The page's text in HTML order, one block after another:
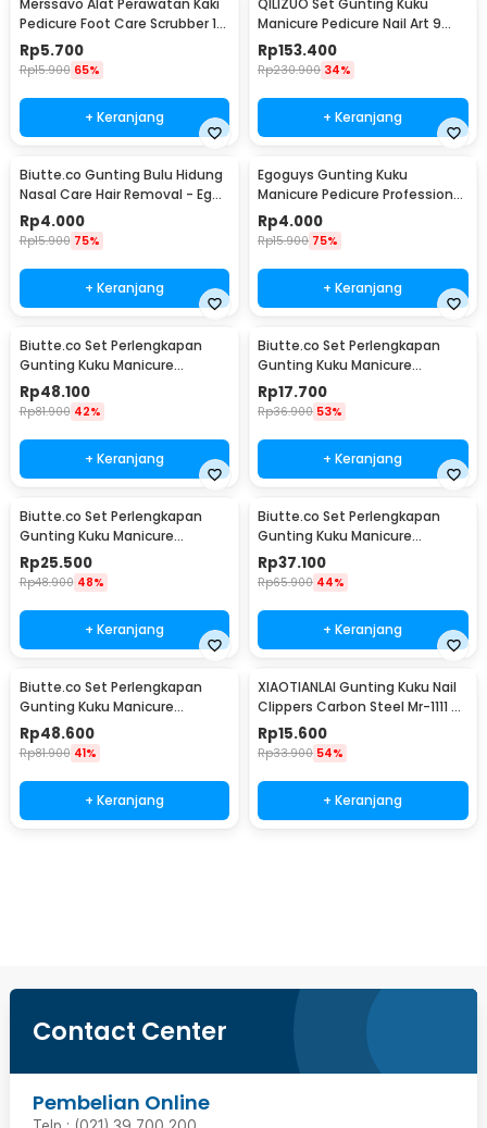
Pedicure Foot Care Scrubber 1
PCS - HB07
Rp5.700
Rp15.900 65%
+ Keranjang
Manicure Pedicure Nail Art 9
PCS - 309
Rp153.400
Rp230.900 34%
+ Keranjang
Biutte.co Gunting Bulu Hidung
Nasal Care Hair Removal - Ego-
1Rp4.000
Rp15.900 75%
+ Keranjang
Egoguys Gunting Kuku
Manicure Pedicure Professional
Stainless Steel - NT97
Rp4.000
Rp15.900 75%
+ Keranjang
Biutte.co Set Perlengkapan
Gunting Kuku Manicure
Pedicure Nail Clipper 18 PCS -
S0M020
Rp48.100
Rp81.900 42%
+ Keranjang
Biutte.co Set Perlengkapan
Gunting Kuku Manicure
Pedicure Nail Clipper 7 PCS -
S0M020
Rp17.700
Rp36.900 53%
+ Keranjang
Biutte.co Set Perlengkapan
Gunting Kuku Manicure
Pedicure Nail Clipper 10 PCS -
S0M020
Rp25.500
Rp48.900 48%
+ Keranjang
Biutte.co Set Perlengkapan
Gunting Kuku Manicure
Pedicure Nail Clipper 12 PCS -
S0M020
Rp37.100
Rp65.900 44%
+ Keranjang
Biutte.co Set Perlengkapan
Gunting Kuku Manicure
Pedicure Nail Clipper 16 PCS -
S0M020
Rp48.600
Rp81.900 41%
+ Keranjang
XIAOTIANLAI Gunting Kuku Nail
Clippers Carbon Steel Mr-1111 -
XGK
Rp15.600
Rp33.900 54%
+ Keranjang
Contact Center
Pembelian Online